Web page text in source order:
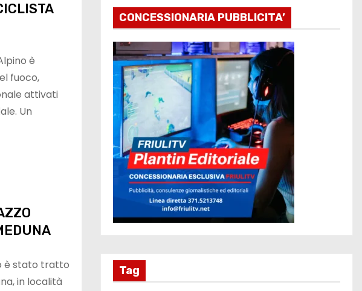
è
fuoco,
attivati
Un
è stato tratto
in località
CONCESSIONARIA PUBBLICITA’
Tag